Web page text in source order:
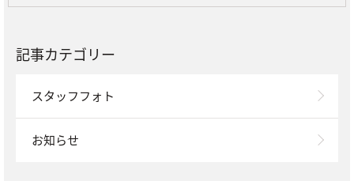
記事カテゴリー
スタッフフォト
お知らせ